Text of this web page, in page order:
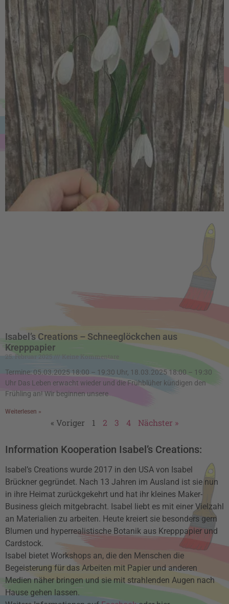
Isabel’s Creations – Schneeglöckchen aus
Krepppapier
25. Februar 2025
Keine Kommentare
Termine: 05.03.2025 18:00 – 19:30 Uhr, 18.03.2025 18:00 – 19:30
Uhr Das Leben erwacht wieder und die Frühblüher kündigen den
Frühling an! Wir beginnen unsere
Weiterlesen »
« Voriger 1 2 3 4 Nächster »
Information Kooperation Isabel’s Creations:
Isabel’s Creations wurde 2017 in den USA von Isabel
Brückner gegründet. Nach 13 Jahren im Ausland ist sie nun
in ihre Heimat zurückgekehrt und hat ihr kleines Maker-
Business gleich mitgebracht. Isabel liebt es mit einer Vielzahl
an Materialien zu arbeiten. Heute kreiert sie besonders gern
Blumen und hyperrealistische Botanik aus Krepppapier und
Cardstock.
Isabel bietet Workshops an, die den Menschen die
Begeisterung für das Arbeiten mit Papier und anderen
Medien näher bringen und sie mit strahlenden Augen nach
Hause gehen lassen.